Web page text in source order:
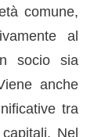
comune,
al
socio sia
anche
tra
Nel